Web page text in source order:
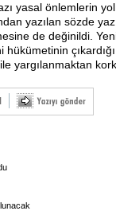
yasal önlemlerin yol
yazılan sözde
de değinildi.
yargılanmaktan